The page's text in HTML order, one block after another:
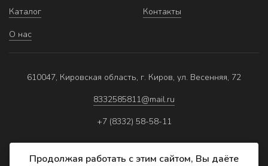
Каталог
О нас
Контакты
610047, Кировская область, г. Киров, ул. Весенняя, 72
8332585811@mail.ru
+7 (8332) 58-58-11
Продолжая работать с этим сайтом, Вы даёте